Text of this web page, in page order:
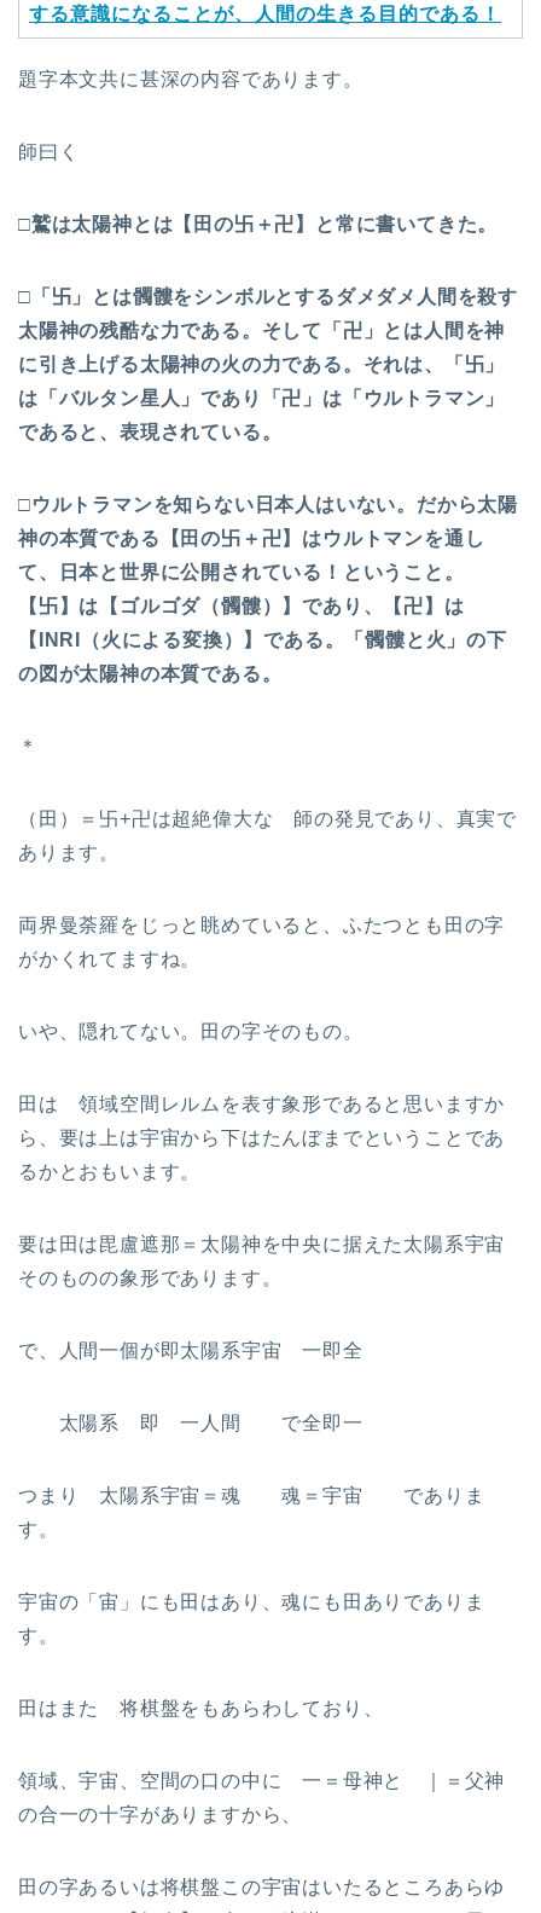
する意識になることが、人間の生きる目的である！
題字本文共に甚深の内容であります。
師曰く
□鷲は太陽神とは【田の卐 ＋卍】と常に書いてきた。
□「 卐 」とは髑髏をシンボルとするダメダメ人間を殺す
太陽神の残酷な力である。そして「卍」とは人間を神
に引き上げる太陽神の火の力である。それは、「 卐 」
は「バルタン星人」であり「卍」は「ウルトラマン」
であると、表現されている。
□ウルトラマンを知らない日本人はいない。だから太陽
神の本質である【田の卐 ＋卍】はウルトマンを通し
て、日本と世界に公開されている！ということ。
【 卐 】は【ゴルゴダ（髑髏）】であり、【卍】は
【INRI（火による変換）】である。「髑髏と火」の下
の図が太陽神の本質である。
＊
（田）＝卐+卍は超絶偉大な 師の発見であり、真実で
あります。
両界曼荼羅をじっと眺めていると、ふたつとも田の字
がかくれてますね。
いや、隠れてない。田の字そのもの。
田は 領域空間レルムを表す象形であると思いますか
ら、要は上は宇宙から下はたんぼまでということであ
るかとおもいます。
要は田は毘盧遮那＝太陽神を中央に据えた太陽系宇宙
そのものの象形であります。
で、人間一個が即太陽系宇宙 一即全
太陽系 即 一人間 で全即一
つまり 太陽系宇宙＝魂 魂＝宇宙 でありま
す。
宇宙の「宙」にも田はあり、魂にも田ありでありま
す。
田はまた 将棋盤をもあらわしており、
領域、宇宙、空間の口の中に 一＝母神と ｜＝父神
の合一の十字がありますから、
田の字あるいは将棋盤この宇宙はいたるところあらゆ